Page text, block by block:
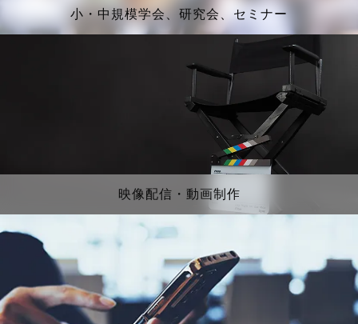
小・中規模学会、研究会、セミナー
映像配信・動画制作